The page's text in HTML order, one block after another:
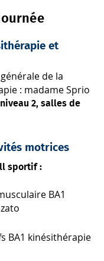
et
de la
: madame Sprio
2, salles de
motrices
sportif:
BA1
BA1 kinésithérapie